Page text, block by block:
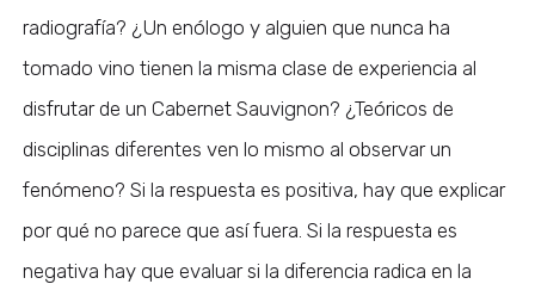
radiografía? ¿Un enólogo y alguien que nunca ha
tomado vino tienen la misma clase de experiencia al
disfrutar de un Cabernet Sauvignon? ¿Teóricos de
disciplinas diferentes ven lo mismo al observar un
fenómeno? Si la respuesta es positiva, hay que explicar
por qué no parece que así fuera. Si la respuesta es
negativa hay que evaluar si la diferencia radica en la